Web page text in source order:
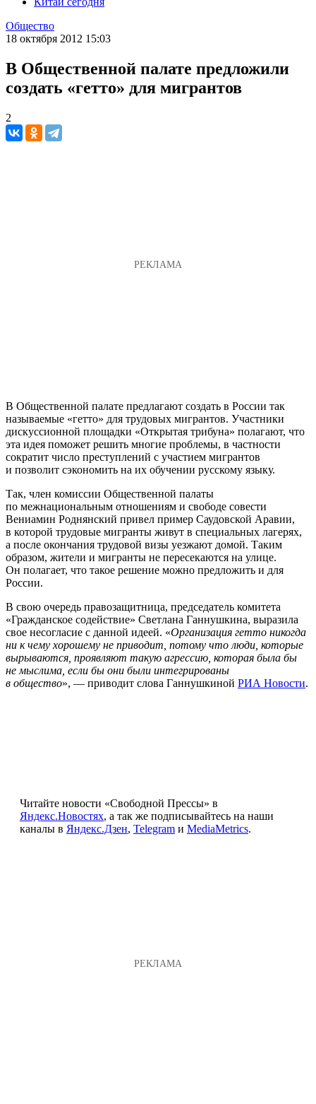
Общество
18 октября 2012 15:03
В Общественной палате предложили
создать «гетто» для мигрантов
2
В Общественной палате предлагают создать в России так
называемые «гетто» для трудовых мигрантов. Участники
дискуссионной площадки «Открытая трибуна» полагают, что
эта идея поможет решить многие проблемы, в частности
сократит число преступлений с участием мигрантов
и позволит сэкономить на их обучении русскому языку.
Так, член комиссии Общественной палаты
по межнациональным отношениям и свободе совести
Вениамин Роднянский привел пример Саудовской Аравии,
в которой трудовые мигранты живут в специальных лагерях,
а после окончания трудовой визы уезжают домой. Таким
образом, жители и мигранты не пересекаются на улице.
Он полагает, что такое решение можно предложить и для
России.
В свою очередь правозащитница, председатель комитета
«Гражданское содействие» Светлана Ганнушкина, выразила
свое несогласие с данной идеей. «Организация гетто никогда
ни к чему хорошему не приводит, потому что люди, которые
вырываются, проявляют такую агрессию, которая была бы
не мыслима, если бы они были интегрированы
в общество», — приводит слова Ганнушкиной РИА Новости.
Читайте новости «Свободной Прессы» в
Яндекс.Новостях, а так же подписывайтесь на наши
каналы в Яндекс.Дзен, Telegram и MediaMetrics.